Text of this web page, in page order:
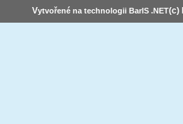
Vytvořené na technologii BarIS .NET(c)